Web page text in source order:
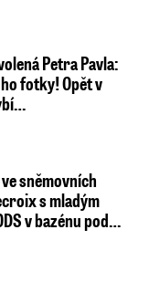
Petra Pavla:
fotky! Opět v
sněmovních
s mladým
v bazénu pod…